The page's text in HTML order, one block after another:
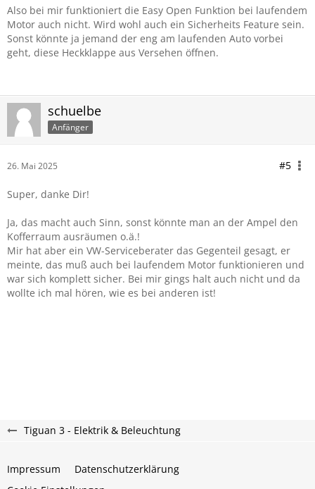
Also bei mir funktioniert die Easy Open Funktion bei laufendem
Motor auch nicht. Wird wohl auch ein Sicherheits Feature sein.
Sonst könnte ja jemand der eng am laufenden Auto vorbei
geht, diese Heckklappe aus Versehen öffnen.
schuelbe
Anfänger
26. Mai 2025 #5
Super, danke Dir!
Ja, das macht auch Sinn, sonst könnte man an der Ampel den
Kofferraum ausräumen o.ä.!
Mir hat aber ein VW-Serviceberater das Gegenteil gesagt, er
meinte, das muß auch bei laufendem Motor funktionieren und
war sich komplett sicher. Bei mir gings halt auch nicht und da
wollte ich mal hören, wie es bei anderen ist!
Tiguan 3 - Elektrik & Beleuchtung
Impressum
Datenschutzerklärung